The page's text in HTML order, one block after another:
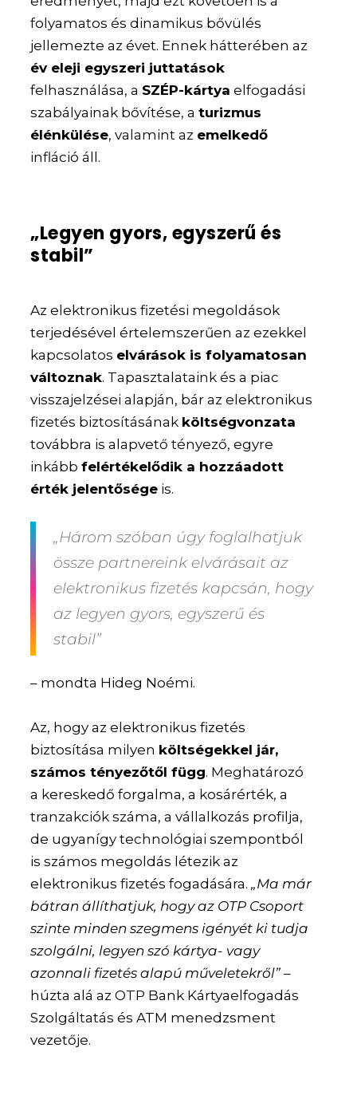
folyamatos és dinamikus bővülés
jellemezte az évet. Ennek hátterében az
év eleji egyszeri juttatások
felhasználása, a SZÉP-kártya elfogadási
szabályainak bővítése, aturizmus
élénkülése, valamint az emelkedő
infláció áll.
„Legyen gyors, egyszerű és
stabil”
Az elektronikus fizetési megoldások
terjedésével értelemszerűen az ezekkel
kapcsolatos elvárások is folyamatosan
változnak. Tapasztalataink és a piac
visszajelzései alapján, bár az elektronikus
fizetés biztosításának költségvonzata
továbbra is alapvető tényező, egyre
inkábbfelértékelődik a hozzáadott
érték jelentősége is.
„Három szóban úgy foglalhatjuk
össze partnereink elvárásait az
elektronikus fizetés kapcsán, hogy
az legyen gyors, egyszerű és
stabil”
– mondta Hideg Noémi.
Az, hogy az elektronikus fizetés
biztosítása milyen költségekkel jár,
számos tényezőtől függ. Meghatározó
a kereskedő forgalma, a kosárérték, a
tranzakciók száma, a vállalkozás profilja,
de ugyanígy technológiai szempontból
is számos megoldás létezik az
elektronikus fizetés fogadására.„Ma már
bátran állíthatjuk, hogy az OTP Csoport
szinte minden szegmens igényét ki tudja
szolgálni, legyen szó kártya- vagy
azonnali fizetés alapú műveletekről” –
húzta alá az OTP Bank Kártyaelfogadás
Szolgáltatás és ATM menedzsment
vezetője.